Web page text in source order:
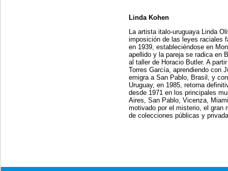
Linda Kohen
La artista italo-uruguaya Linda
imposición de las leyes raciales
en 1939, estableciéndose en
apellido y la pareja se radica en
al taller de Horacio Butler. A
Torres García, aprendiendo con
emigra a San Pablo, Brasil, y
Uruguay, en 1985, retorna
desde 1971 en los principales
Aires, San Pablo, Vicenza,
motivado por el misterio, el gran
de colecciones públicas y